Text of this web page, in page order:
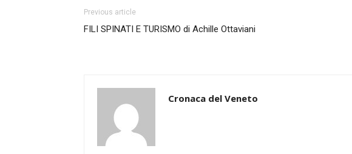
Previous article
FILI SPINATI E TURISMO di Achille Ottaviani
Cronaca del Veneto